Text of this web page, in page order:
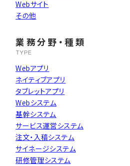
よくある質問
エントリー
Webサイト
その他
業務分野・種類
TYPE
Webアプリ
ネイティブアプリ
タブレットアプリ
Webシステム
基幹システム
サービス運営システム
注文・入稿システム
サイネージシステム
研修管理システム